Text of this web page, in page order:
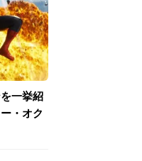
一挙紹
・オク